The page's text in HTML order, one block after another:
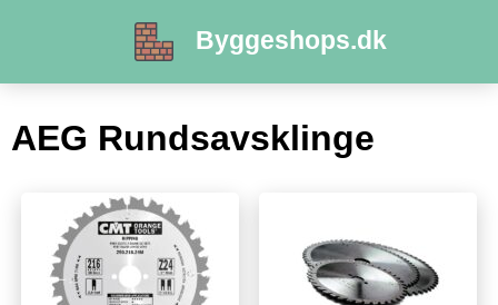
Byggeshops.dk
AEG Rundsavsklinge